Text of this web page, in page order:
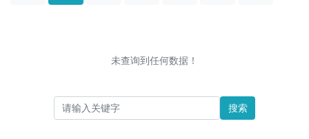
未查询到任何数据！
搜索